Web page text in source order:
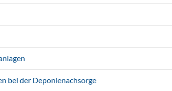
bei der Deponienachsorge